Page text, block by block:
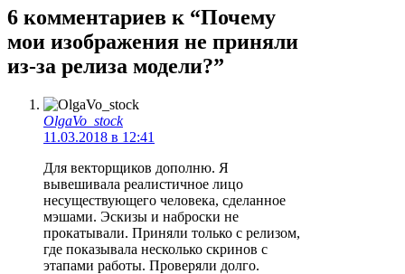
6 комментариев к “Почему
мои изображения не приняли
из-за релиза модели?”
OlgaVo_stock
11.03.2018 в 12:41
Для векторщиков дополню. Я
вывешивала реалистичное лицо
несуществующего человека, сделанное
мэшами. Эскизы и наброски не
прокатывали. Приняли только с релизом,
где показывала несколько скринов с
этапами работы. Проверяли долго.